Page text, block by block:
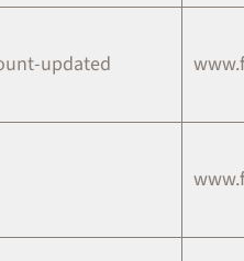
updated